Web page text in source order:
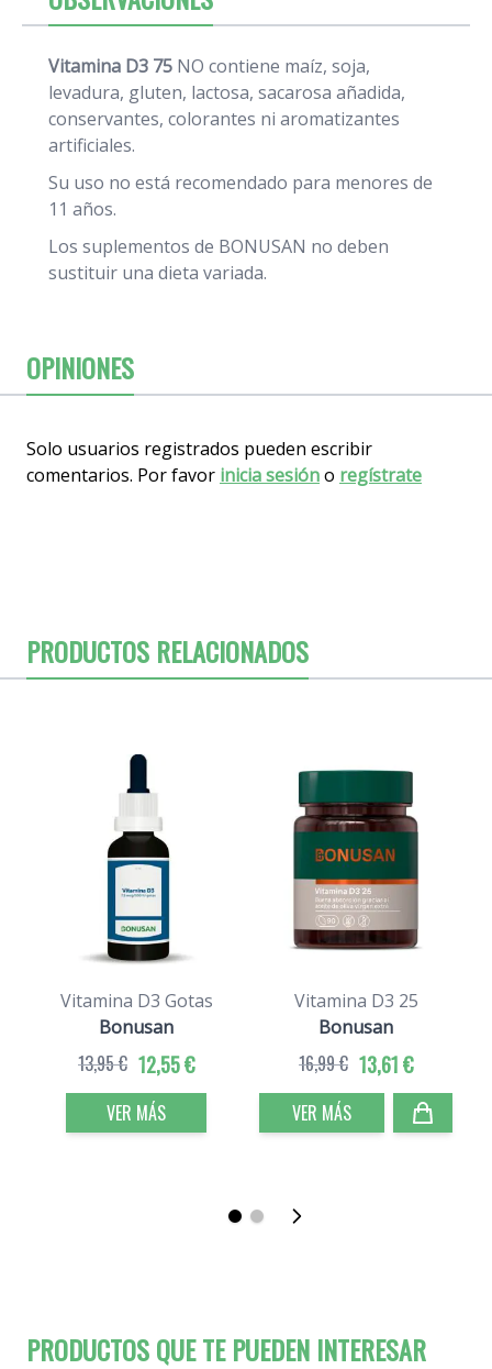
Vitamina D3 75 NO contiene maíz, soja,
levadura, gluten, lactosa, sacarosa añadida,
conservantes, colorantes ni aromatizantes
artificiales.
Su uso no está recomendado para menores de
11 años.
Los suplementos de BONUSAN no deben
sustituir una dieta variada.
OPINIONES
Solo usuarios registrados pueden escribir
comentarios. Por favor inicia sesióno regístrate
PRODUCTOS RELACIONADOS
Vitamina D3 Gotas
Bonusan
12,55 €
13,95 €
VER MÁS
Vitamina D3 25
Bonusan
13,61 €
16,99 €
VER MÁS
PRODUCTOS QUE TE PUEDEN INTERESAR